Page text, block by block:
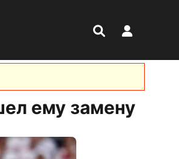
ему замену